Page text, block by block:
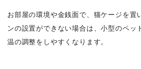
お部屋の環境や金銭面で、猫ケージを置
ンの設置ができない場合は、小型のペッ
温の調整をしやすくなります。